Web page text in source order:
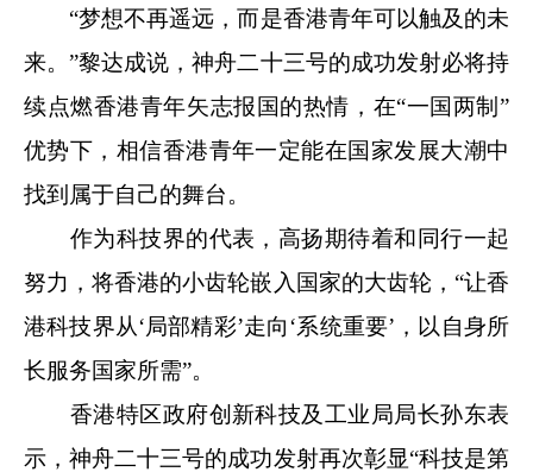
“梦想不再遥远，而是香港青年可以触及的未
来。”黎达成说，神舟二十三号的成功发射必将持
续点燃香港青年矢志报国的热情，在“一国两制”
优势下，相信香港青年一定能在国家发展大潮中
找到属于自己的舞台。
作为科技界的代表，高扬期待着和同行一起
努力，将香港的小齿轮嵌入国家的大齿轮，“让香
港科技界从‘局部精彩’走向‘系统重要’，以自身所
长服务国家所需”。
香港特区政府创新科技及工业局局长孙东表
示，神舟二十三号的成功发射再次彰显“科技是第